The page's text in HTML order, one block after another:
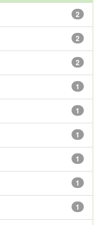
2
2
2
1
1
1
1
1
1